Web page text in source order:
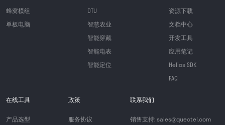
蜂窝模组
单板电脑
DTU
智慧农业
智能穿戴
智能电表
智能定位
资源下载
文档中心
开发工具
应用笔记
Helios SDK
FAQ
在线工具
产品选型
政策
服务协议
联系我们
销售支持: sales@quectel.com